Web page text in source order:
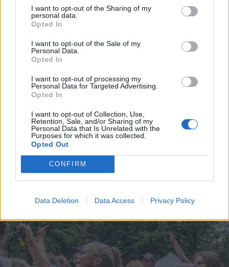
I want to opt-out of the Sharing of my
personal data.
Opted In
I want to opt-out of the Sale of my
Personal Data.
Opted In
I want to opt-out of processing my
Personal Data for Targeted Advertising.
Opted In
I want to opt-out of Collection, Use,
Retention, Sale, and/or Sharing of my
Personal Data that Is Unrelated with the
Purposes for which it was collected.
Opted Out
CONFIRM
Data Deletion Data Access Privacy Policy
NORDJYLLAND: Når solen går mod horisonten
onsdag 12. august, bliver det ikke en helt
Nordjyder får nemlig mulighed for at opleve den
kraftigste delvise solformørkelse, der kan ses fra
Danmark frem til 2048.
Over hele landet vil Månen bevæge sig ind foran
Solen, og afhængigt af hvor i Danmark man
befinder sig, vil op mod 86 procent af Solens skive
være dækket.
før solnedgang, hvilket giver gode muligheder for
at opleve fænomenet fra steder med frit udsyn
mod vest.
Del artikel